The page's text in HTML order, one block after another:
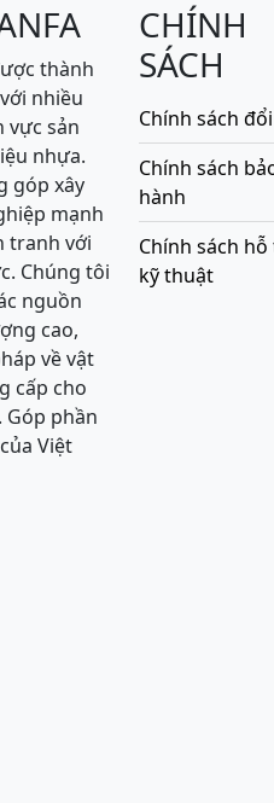
thành
nhiều
vực sản
nhựa.
góp xây
mạnh
tranh với
Chúng tôi
nguồn
cao,
về vật
cấp cho
phần
Việt
CHÍNH
SÁCH
Chính sách
Chính sách
hành
Chính sách
kỹ thuật